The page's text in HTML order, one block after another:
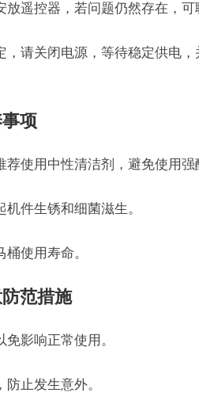
遥控器，若问题仍然存在，可
请关闭电源，等待稳定供电
项
使用中性清洁剂，避免使用强
件生锈和细菌滋生。
使用寿命。
范措施
影响正常使用。
止发生意外。